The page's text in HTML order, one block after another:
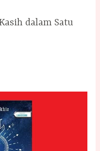
dalam Satu